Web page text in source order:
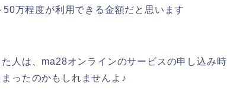
万程度が利用できる金額だと思います
人は、ma28オンラインのサービスの申し込み時
ったのかもしれませんよ♪